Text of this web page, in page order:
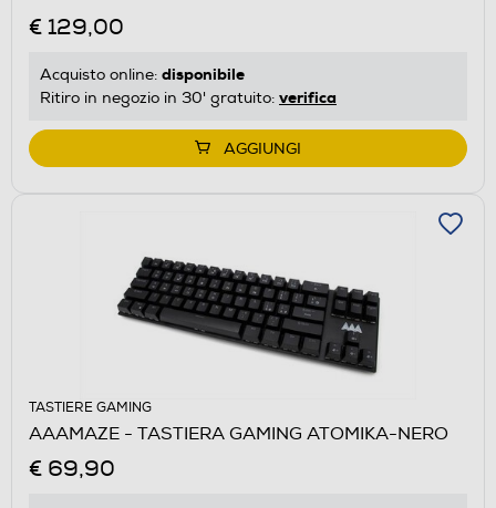
€ 129,00
Acquisto online: disponibile
Ritiro in negozio in 30' gratuito: verifica
AGGIUNGI
TASTIERE GAMING
AAAMAZE - TASTIERA GAMING ATOMIKA-NERO
€ 69,90